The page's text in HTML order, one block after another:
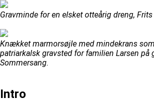
Gravminde for en elsket otteårig dreng,
Knækket marmorsøjle med mindekrans
patriarkalsk gravsted for familien Larsen på
Sommersang.
Intro